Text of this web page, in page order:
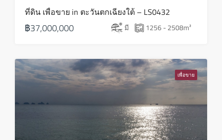
อังคาร
18
ส.ค.
พุธ
19
ส.ค.
พฤหัส
20
ส.ค.
ที่ดิน เพื่อขาย in ตะวันตกเฉียงใต้ – LS0432
฿37,000,000 มี 1256 - 2508m²
เพื่อขาย